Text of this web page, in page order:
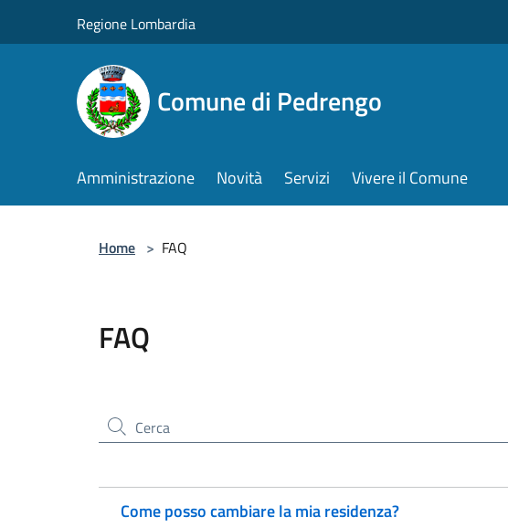
Regione Lombardia
Comune di Pedrengo
Amministrazione Novità Servizi Vivere il Comune
Home > FAQ
FAQ
Cerca nel sito
Come posso cambiare la mia residenza?